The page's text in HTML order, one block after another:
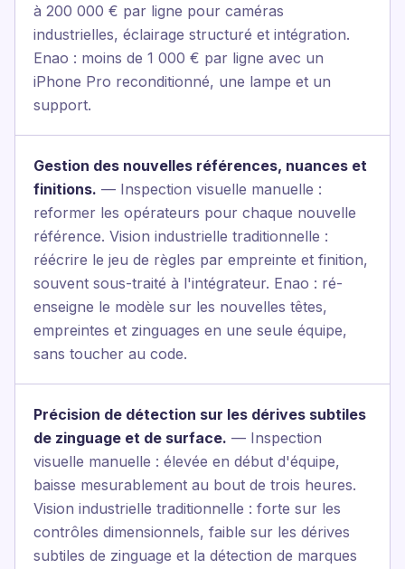
à 200 000 € par ligne pour caméras
industrielles, éclairage structuré et intégration.
Enao : moins de 1 000 € par ligne avec un
iPhone Pro reconditionné, une lampe et un
support.
Gestion des nouvelles références, nuances et
finitions. — Inspection visuelle manuelle :
reformer les opérateurs pour chaque nouvelle
référence. Vision industrielle traditionnelle :
réécrire le jeu de règles par empreinte et finition,
souvent sous-traité à l'intégrateur. Enao : ré-
enseigne le modèle sur les nouvelles têtes,
empreintes et zinguages en une seule équipe,
sans toucher au code.
Précision de détection sur les dérives subtiles
de zinguage et de surface. — Inspection
visuelle manuelle : élevée en début d'équipe,
baisse mesurablement au bout de trois heures.
Vision industrielle traditionnelle : forte sur les
contrôles dimensionnels, faible sur les dérives
subtiles de zinguage et la détection de marques